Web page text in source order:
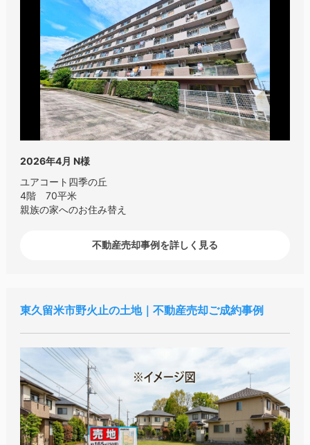
2026年4月 N様
ユアコート四季の丘
4階 70平米
親族の家へのお住み替え
不動産売却事例を詳しく見る
東久留米市野火止の土地｜不動産売却ご成約事例